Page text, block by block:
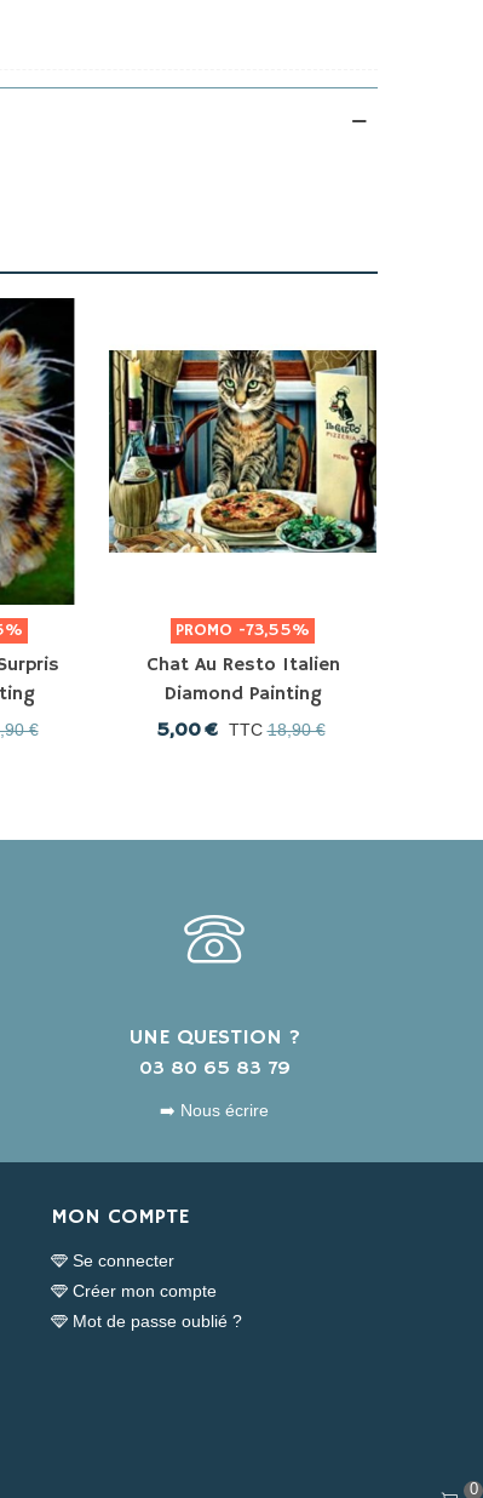
€
PROMO -73,55%
Chat Au Resto Italien
Diamond Painting
5,00 € TTC 18,90 €
UNE QUESTION ?
03 80 65 83 79
➡️ Nous écrire
MON COMPTE
Se connecter
Créer mon compte
Mot de passe oublié ?
0